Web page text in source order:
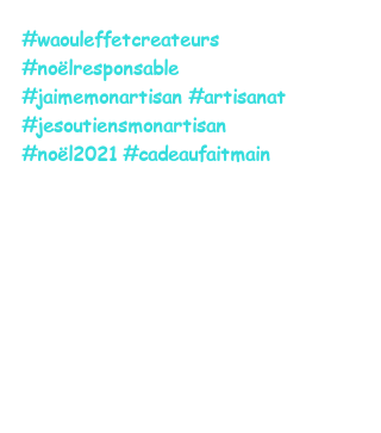
#waouleffetcreateurs
#noëlresponsable
#jaimemonartisan #artisanat
#jesoutiensmonartisan
#noël2021 #cadeaufaitmain